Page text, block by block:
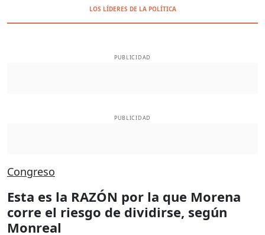
LOS LÍDERES DE LA POLÍTICA
PUBLICIDAD
PUBLICIDAD
Congreso
Esta es la RAZÓN por la que Morena
corre el riesgo de dividirse, según
Monreal